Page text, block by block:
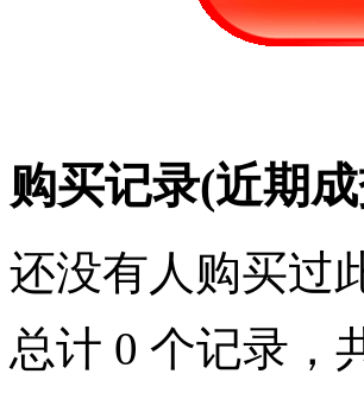
购买记录(近期
还没有人购买过
总计 0 个记录，